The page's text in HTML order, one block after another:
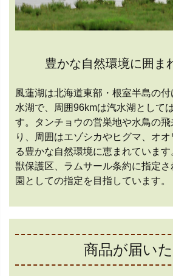
豊かな自然環境に囲ま
風蓮湖は北海道東部・根室半島の
水湖で、周囲96kmは汽水湖として
す。タンチョウの営巣地や水鳥の
り、周囲はエゾシカやヒグマ、オ
る豊かな自然環境に恵まれていま
獣保護区、ラムサール条約に指定
園としての指定を目指しています。
商品が届い